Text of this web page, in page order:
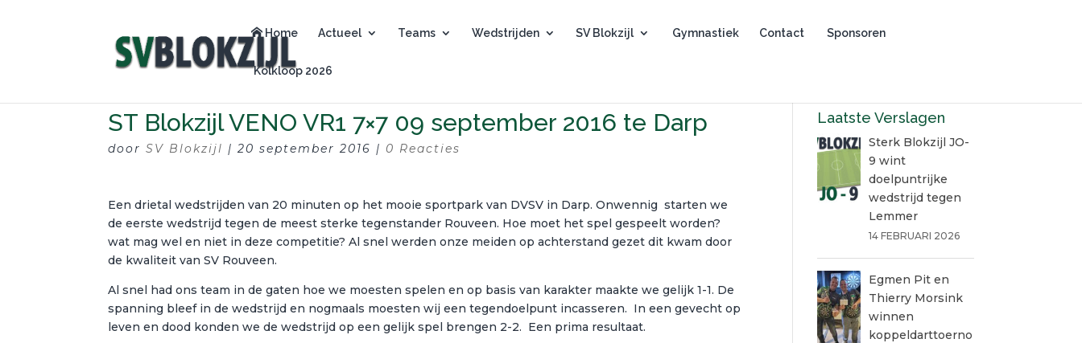
Home Actueel Teams Wedstrijden SV Blokzijl Gymnastiek Contact Sponsoren
Kolkloop 2026
ST Blokzijl VENO VR1 7×7 09 september 2016 te Darp
doorSV Blokzijl |20 september 2016 | 0 Reacties
Een drietal wedstrijden van 20 minuten op het mooie sportpark van DVSV in Darp. Onwennig starten we
de eerste wedstrijd tegen de meest sterke tegenstander Rouveen. Hoe moet het spel gespeelt worden?
wat mag wel en niet in deze competitie? Al snel werden onze meiden op achterstand gezet dit kwam door
de kwaliteit van SV Rouveen.
Al snel had ons team in de gaten hoe we moesten spelen en op basis van karakter maakte we gelijk 1-1. De
spanning bleef in de wedstrijd en nogmaals moesten wij een tegendoelpunt incasseren. In een gevecht op
leven en dood konden we de wedstrijd op een gelijk spel brengen 2-2. Een prima resultaat.
Laatste Verslagen
Sterk Blokzijl JO-
9 wint
doelpuntrijke
wedstrijd tegen
Lemmer
14 FEBRUARI 2026
Egmen Pit en
Thierry Morsink
winnen
koppeldarttoerno